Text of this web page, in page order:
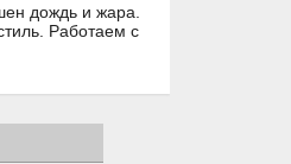
дождь и жара.
Работаем с